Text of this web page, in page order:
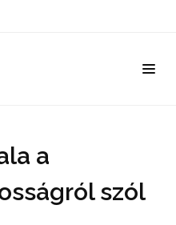
a
szól